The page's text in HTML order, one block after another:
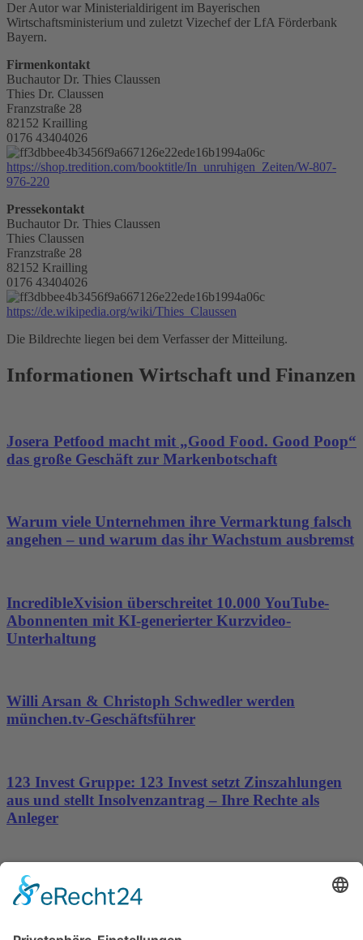
Der Autor war Ministerialdirigent im Bayerischen
Wirtschaftsministerium und zuletzt Vizechef der LfA Förderbank
Bayern.
Firmenkontakt
Buchautor Dr. Thies Claussen
Thies Dr. Claussen
Franzstraße 28
82152 Krailling
0176 43404026
https://shop.tredition.com/booktitle/In_unruhigen_Zeiten/W-807-
976-220
Pressekontakt
Buchautor Dr. Thies Claussen
Thies Claussen
Franzstraße 28
82152 Krailling
0176 43404026
https://de.wikipedia.org/wiki/Thies_Claussen
Die Bildrechte liegen bei dem Verfasser der Mitteilung.
Informationen Wirtschaft und Finanzen
Josera Petfood macht mit „Good Food. Good Poop“
das große Geschäft zur Markenbotschaft
Warum viele Unternehmen ihre Vermarktung falsch
angehen – und warum das ihr Wachstum ausbremst
IncredibleXvision überschreitet 10.000 YouTube-
Abonnenten mit KI-generierter Kurzvideo-
Unterhaltung
Willi Arsan & Christoph Schwedler werden
münchen.tv-Geschäftsführer
123 Invest Gruppe: 123 Invest setzt Zinszahlungen
aus und stellt Insolvenzantrag – Ihre Rechte als
Anleger
Dronus sichert sich 15 Millionen Dollar und treibt
den Aufbau autonomer Luftinfrastruktur voran
Wichtiges